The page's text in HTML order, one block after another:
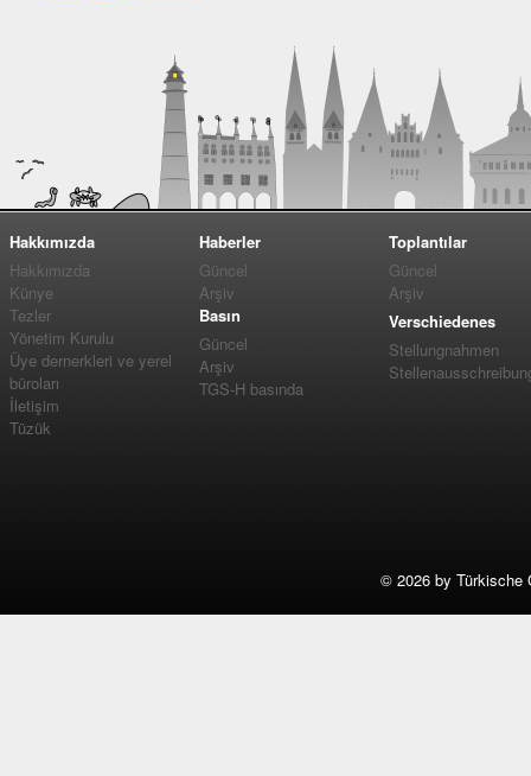
Hakkımızda
Hakkımızda
Künye
Tezler
Yönetim Kurulu
Üye dernerkleri ve yerel
büroları
İletişim
Tüzük
Haberler
Güncel
Arşiv
Basın
Güncel
Arşiv
TGS-H basında
Toplantılar
Güncel
Arşiv
Verschiedenes
Stellungnahmen
© 2026 by Türkische